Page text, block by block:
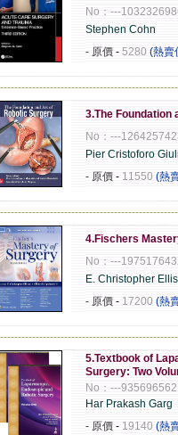
No：---
Stephen Cohn
- 原價 - 5280 (熱賣
3.The Foundation
No：---
Pier Cristoforo
- 原價 - 11550 (熱
4.Fischers
No：---
E. Christopher
- 原價 - 17200 (熱
5.Textbook of
Surgery: Two
No：---
Har Prakash Garg
- 原價 - 19140 (熱